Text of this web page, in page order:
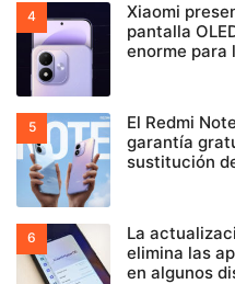
Xiaomi
pantalla
enorme para
El Redmi
garantía
sustitución
La
elimina las
en algunos